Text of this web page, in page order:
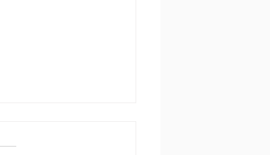
Пр.24:3-4: «Мудростью